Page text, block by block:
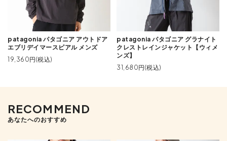
patagonia パタゴニア アウトドア
エブリデイマースピアル メンズ
19,360円(税込)
patagonia パタゴニア グラナイト
クレストレインジャケット【ウィメ
ンズ】
31,680円(税込)
RECOMMEND
あなたへのおすすめ